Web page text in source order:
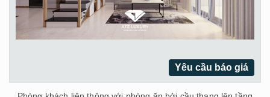
Yêu cầu báo giá